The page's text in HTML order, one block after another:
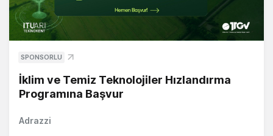
SPONSORLU
İklim ve Temiz Teknolojiler Hızlandırma
Programına Başvur
Adrazzi